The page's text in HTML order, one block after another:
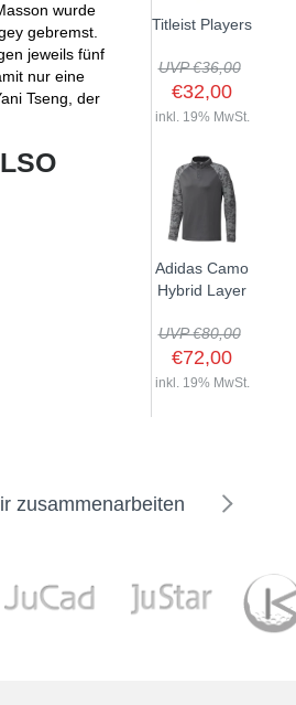
wurde
gebremst.
jeweils fünf
nur eine
Tseng, der
Titleist Players
UVP €36,00
€32,00
inkl. 19% MwSt.
Adidas Camo
Hybrid Layer
UVP €80,00
€72,00
inkl. 19% MwSt.
zusammenarbeiten